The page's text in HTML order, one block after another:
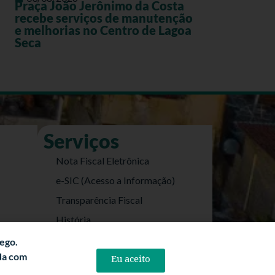
Praça João Jerônimo da Costa
recebe serviços de manutenção
e melhorias no Centro de Lagoa
Seca
Serviços
Nota Fiscal Eletrônica
e-SIC (Acesso a Informação)
Transparência Fiscal
História
Politica de Privacidade
com
Eu aceito